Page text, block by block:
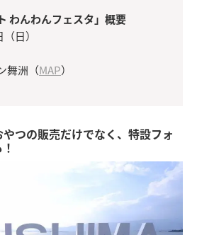
わんわんフェスタ」概要
日）
舞洲（MAP）
つの販売だけでなく、特設フォ